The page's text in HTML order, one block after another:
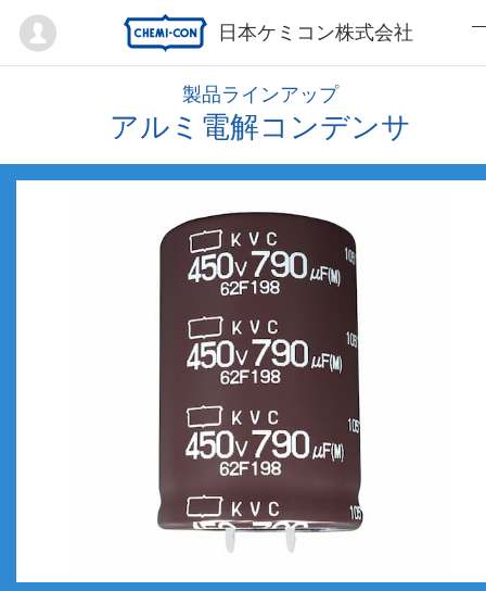
日本ケミコン株式会社
Mypage
製品ラインアップ
アルミ電解コンデンサ